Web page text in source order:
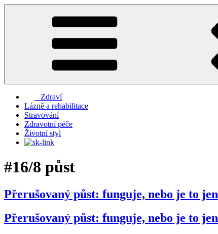
Přejít
Zdraví
Lázně a rehabilitace
Stravování
Zdravotní péče
Životní styl
#16/8 půst
Přerušovaný půst: funguje, nebo je to
Přerušovaný půst: funguje, nebo je to